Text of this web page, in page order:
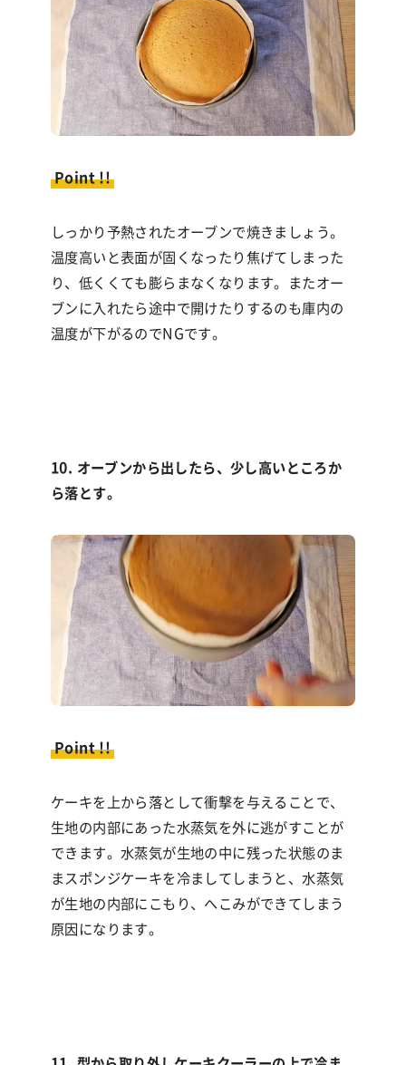
Point !!
しっかり予熱されたオーブンで焼きましょう。
温度高いと表面が固くなったり焦げてしまった
り、低くくても膨らまなくなります。またオー
ブンに入れたら途中で開けたりするのも庫内の
温度が下がるのでNGです。
10. オーブンから出したら、少し高いところか
ら落とす。
Point !!
ケーキを上から落として衝撃を与えることで、
生地の内部にあった水蒸気を外に逃がすことが
できます。水蒸気が生地の中に残った状態のま
まスポンジケーキを冷ましてしまうと、水蒸気
が生地の内部にこもり、へこみができてしまう
原因になります。